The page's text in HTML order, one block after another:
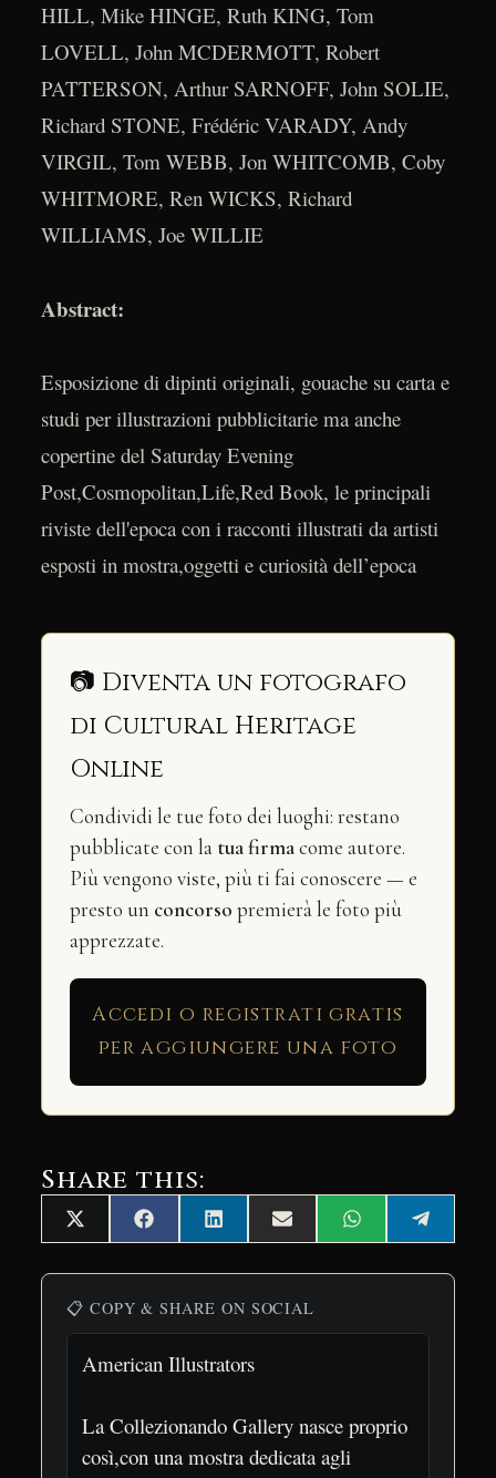
HILL, Mike HINGE, Ruth KING, Tom
LOVELL, John MCDERMOTT, Robert
PATTERSON, Arthur SARNOFF, John SOLIE,
Richard STONE, Frédéric VARADY, Andy
VIRGIL, Tom WEBB, Jon WHITCOMB, Coby
WHITMORE, Ren WICKS, Richard
WILLIAMS, Joe WILLIE
Abstract:
Esposizione di dipinti originali, gouache su carta e
studi per illustrazioni pubblicitarie ma anche
copertine del Saturday Evening
Post,Cosmopolitan,Life,Red Book, le principali
riviste dell'epoca con i racconti illustrati da artisti
esposti in mostra,oggetti e curiosità dell’epoca
📷 Diventa un fotografo
di Cultural Heritage
Online
Condividi le tue foto dei luoghi: restano
pubblicate con la tua firmacome autore.
Più vengono viste, più ti fai conoscere — e
presto un concorso premierà le foto più
apprezzate.
Accedi o registrati gratis
per aggiungere una foto
Share this:
Share
on
X
(Twitter)
Share
on
FacebookShare
on
LinkedInShare
on
Email Share
on
WhatsAppShare
on
📋 COPY & SHARE ON SOCIAL